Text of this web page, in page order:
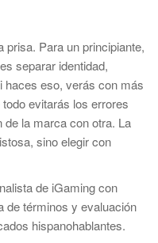
prisa. Para un principiante,
separar identidad,
haces eso, verás con más
evitarás los errores
de la marca con otra. La
sino elegir con
de iGaming con
de términos y evaluación
hispanohablantes.